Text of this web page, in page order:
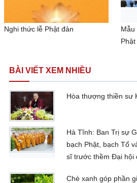
Nghi thức lễ Phật đản
BÀI VIẾT XEM NHIỀU
Hòa thượng thiền sư
Hà Tĩnh: Ban Trị sự
bạch Phật, bạch Tổ
sĩ trước thềm Đại hội
Chè xanh góp phần